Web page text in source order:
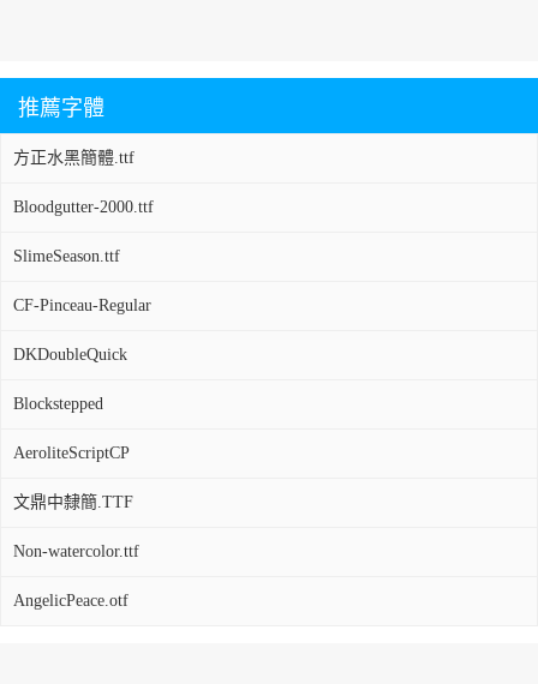
推薦字體
方正水黑簡體.ttf
Bloodgutter-2000.ttf
SlimeSeason.ttf
CF-Pinceau-Regular
DKDoubleQuick
Blockstepped
AeroliteScriptCP
文鼎中隸簡.TTF
Non-watercolor.ttf
AngelicPeace.otf